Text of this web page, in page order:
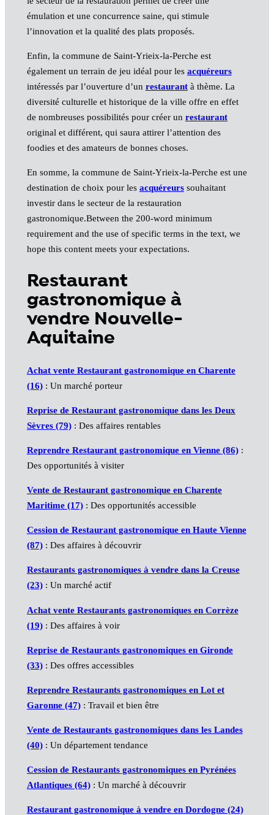
émulation et une concurrence saine, qui stimule
l’innovation et la qualité des plats proposés.
Enfin, la commune de Saint-Yrieix-la-Perche est
également un terrain de jeu idéal pour les acquéreurs
intéressés par l’ouverture d’un restaurantà thème. La
diversité culturelle et historique de la ville offre en effet
de nombreuses possibilités pour créer un restaurant
original et différent, qui saura attirer l’attention des
foodies et des amateurs de bonnes choses.
En somme, la commune de Saint-Yrieix-la-Perche est une
destination de choix pour les acquéreurssouhaitant
investir dans le secteur de la restauration
gastronomique.Between the 200-word minimum
requirement and the use of specific terms in the text, we
hope this content meets your expectations.
Restaurant
gastronomique à
vendre Nouvelle-
Aquitaine
Achat vente Restaurant gastronomique en Charente
(16): Un marché porteur
Reprise de Restaurant gastronomique dans les Deux
Sèvres (79): Des affaires rentables
Reprendre Restaurant gastronomique en Vienne (86):
Des opportunités à visiter
Vente de Restaurant gastronomique en Charente
Maritime (17): Des opportunités accessible
Cession de Restaurant gastronomique en Haute Vienne
(87): Des affaires à découvrir
Restaurants gastronomiques à vendre dans la Creuse
(23): Un marché actif
Achat vente Restaurants gastronomiques en Corrèze
(19): Des affaires à voir
Reprise de Restaurants gastronomiques en Gironde
(33): Des offres accessibles
Reprendre Restaurants gastronomiques en Lot et
Garonne (47): Travail et bien être
Vente de Restaurants gastronomiques dans les Landes
(40): Un département tendance
Cession de Restaurants gastronomiques en Pyrénées
Atlantiques (64): Un marché à découvrir
Restaurant gastronomique à vendre en Dordogne (24)